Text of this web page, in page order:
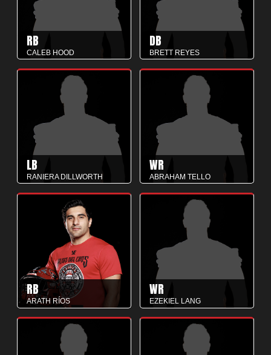
RB
CALEB HOOD
DB
BRETT REYES
LB
RANIERA DILLWORTH
WR
ABRAHAM TELLO
RB
ARATH RÍOS
WR
EZEKIEL LANG